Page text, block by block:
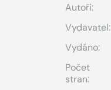
Autoři:
Vydavatel:
Vydáno:
Počet
stran: